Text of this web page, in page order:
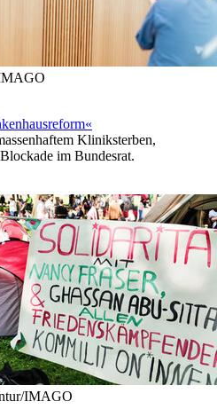
Kliniksterben,
im Bundesrat.
IMAGO